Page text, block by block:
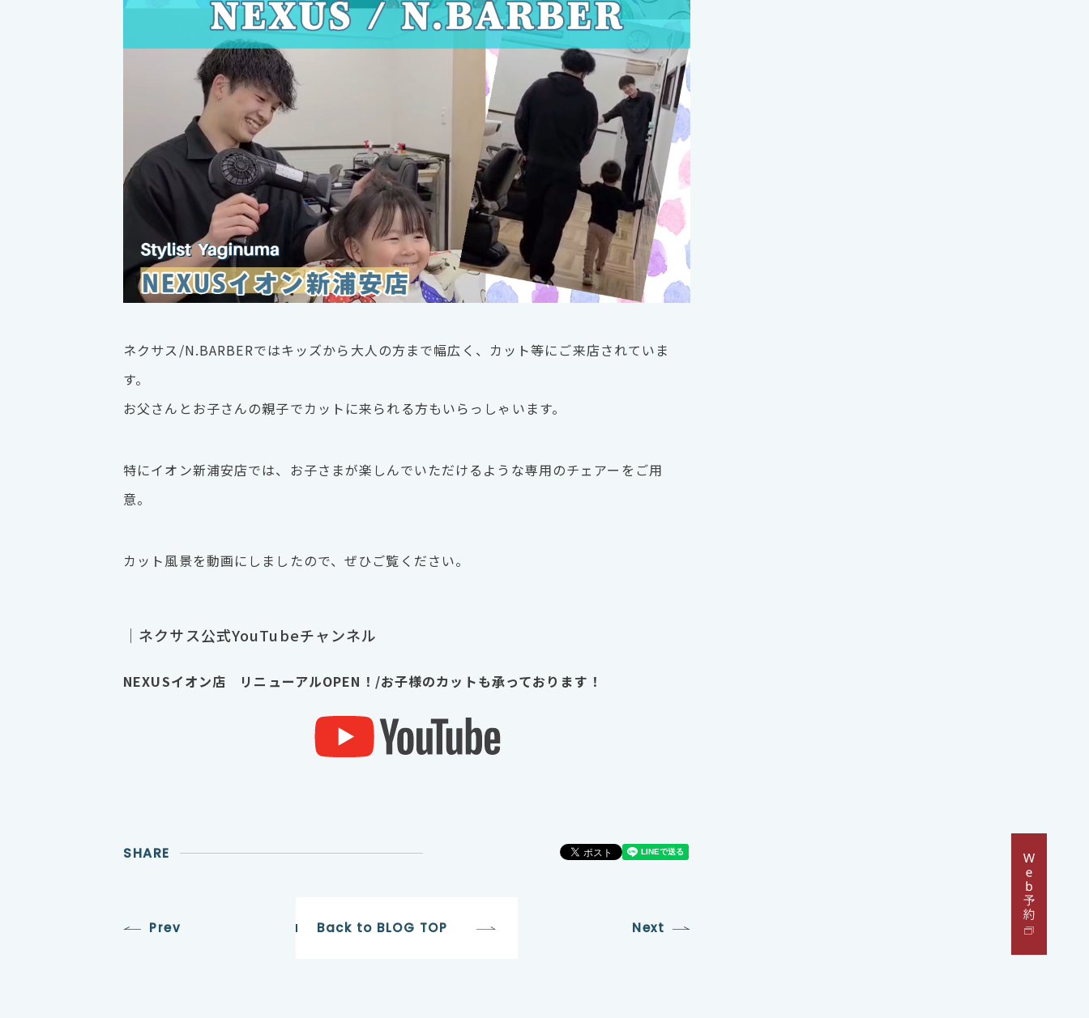
ネクサス/N.BARBERではキッズから大人の方まで幅広く、カット等にご来店されていま
す。
お父さんとお子さんの親子でカットに来られる方もいらっしゃいます。
特にイオン新浦安店では、お子さまが楽しんでいただけるような専用のチェアーをご用
意。
カット風景を動画にしましたので、ぜひご覧ください。
｜ネクサス公式YouTubeチャンネル
NEXUSイオン店 リニューアルOPEN！/お子様のカットも承っております！
SHARE
Prev Back to BLOG TOP Next